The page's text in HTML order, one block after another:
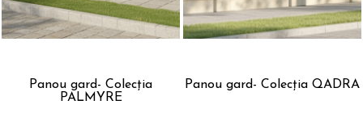
Panou gard- Colecția
PALMYRE
Panou gard- Colecția QADRA